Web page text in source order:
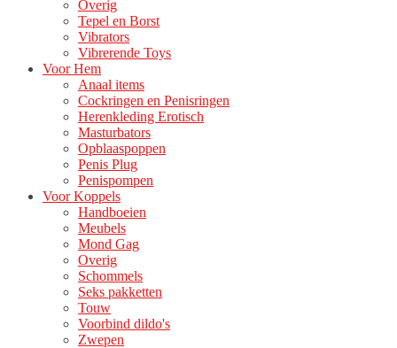
Overig
Tepel en Borst
Vibrators
Vibrerende Toys
Voor Hem
Anaal items
Cockringen en Penisringen
Herenkleding Erotisch
Masturbators
Opblaaspoppen
Penis Plug
Penispompen
Voor Koppels
Handboeien
Meubels
Mond Gag
Overig
Schommels
Seks pakketten
Touw
Voorbind dildo's
Zwepen